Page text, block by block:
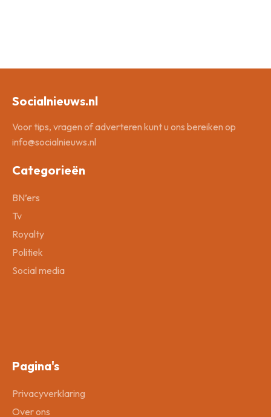
Socialnieuws.nl
Voor tips, vragen of adverteren kunt u ons bereiken op
info@socialnieuws.nl
Categorieën
BN’ers
Tv
Royalty
Politiek
Social media
Pagina's
Privacyverklaring
Over ons